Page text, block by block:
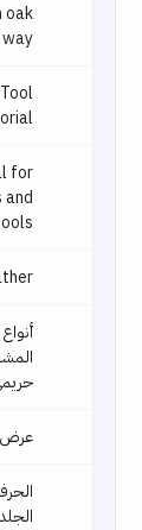
oak
for
عرض
الجلد